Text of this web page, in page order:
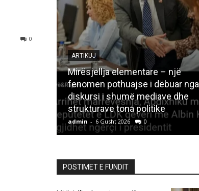
0
ARTIKUJ
Mirësjellja elementare – një
fenomen pothuajse i dëbuar nga
diskursi i shumë mediave dhe
strukturave tona politike
admin - 6 Gusht 2026 0
POSTIMET E FUNDIT